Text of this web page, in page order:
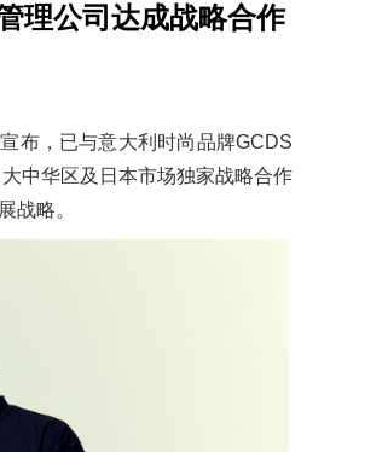
理公司达成战略合作
布，已与意大利时尚品牌GCDS
中华区及日本市场独家战略合作
战略。